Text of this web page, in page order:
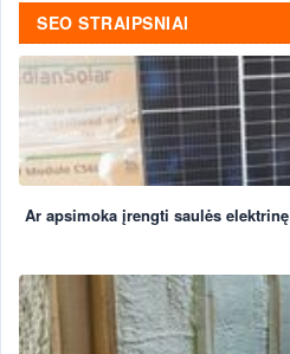
SEO STRAIPSNIAI
Ar apsimoka įrengti saulės elektrinę